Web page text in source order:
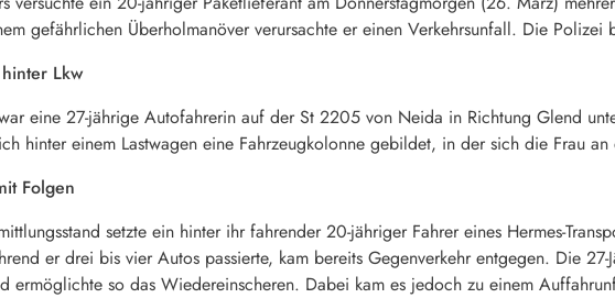
gefährlichen Überholmanöver verursachte er einen Verkehrsunfall. Die
Lkw
eine 27-jährige Autofahrerin auf der St 2205 von Neida in Richtung Glend
hinter einem Lastwagen eine Fahrzeugkolonne gebildet, in der sich die Frau
Folgen
setzte ein hinter ihr fahrender 20-jähriger Fahrer eines Hermes-
er drei bis vier Autos passierte, kam bereits Gegenverkehr entgegen. Die
ermöglichte so das Wiedereinscheren. Dabei kam es jedoch zu einem